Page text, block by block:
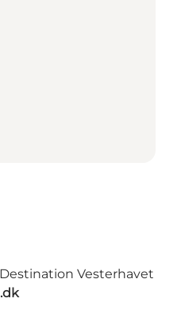
Destination Vesterhavet